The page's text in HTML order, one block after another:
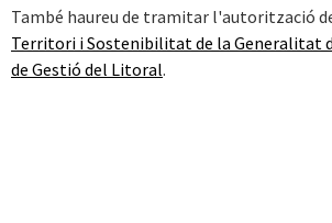
També haureu de tramitar l'autorització
Territori i Sostenibilitat de la Generalitat
de Gestió del Litoral.